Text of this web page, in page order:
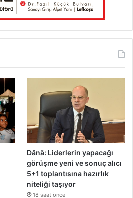
Dânâ: Liderlerin yapacağı
görüşme yeni ve sonuç alıcı
5+1 toplantısına hazırlık
niteliği taşıyor
18 saat önce